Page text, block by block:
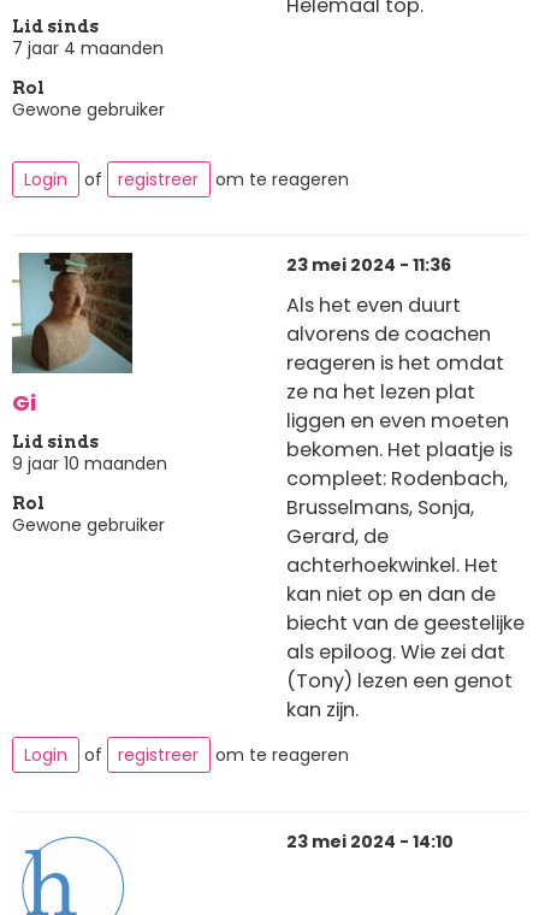
Lid sinds
7 jaar 4 maanden
Rol
Gewone gebruiker
Login of registreer om te reageren
Gi
Lid sinds
9 jaar 10 maanden
Rol
Gewone gebruiker
23 mei 2024 - 11:36
Als het even duurt
alvorens de coachen
reageren is het omdat
ze na het lezen plat
liggen en even moeten
bekomen. Het plaatje is
compleet: Rodenbach,
Brusselmans, Sonja,
Gerard, de
achterhoekwinkel. Het
kan niet op en dan de
biecht van de geestelijke
als epiloog. Wie zei dat
(Tony) lezen een genot
kan zijn.
Login of registreer om te reageren
23 mei 2024 - 14:10